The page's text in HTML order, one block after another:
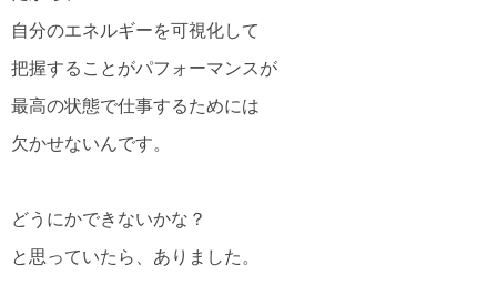
自分のエネルギーを可視化して
把握することがパフォーマンスが
最高の状態で仕事するためには
欠かせないんです。
どうにかできないかな？
と思っていたら、ありました。